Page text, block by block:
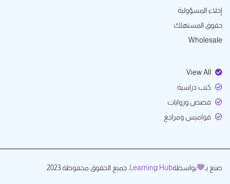
إخلاء المسؤولية
حقوق المستهلك
Wholesale
View All
كتب دراسية
قصص وروايات
قواميس ومراجع
صنع بـ بواسطةLearning Hub . جميع الحقوق محفوظة 2023